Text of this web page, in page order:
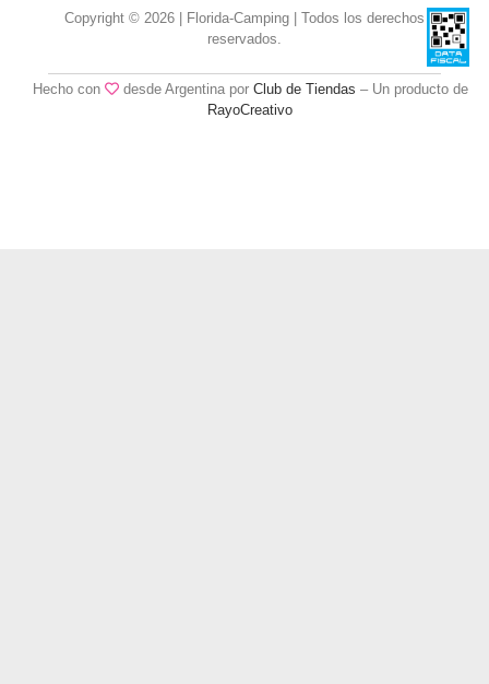
Copyright © 2026 | Florida-Camping | Todos los derechos
reservados.
Hecho con desde Argentina por Club de Tiendas – Un producto de
RayoCreativo